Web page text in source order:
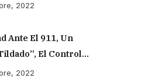
2022
Ante El 911, Un
El Control
Las Aclaraciones Del
2022